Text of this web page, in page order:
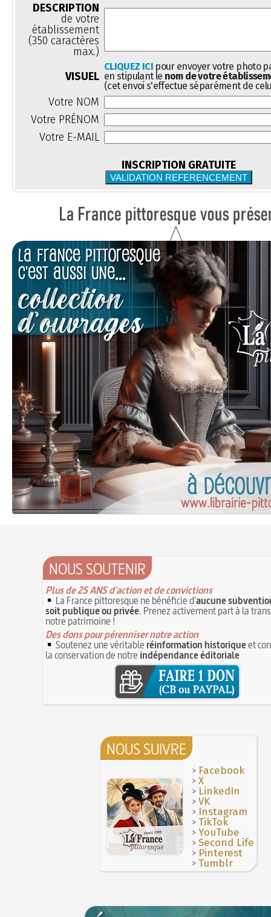
DESCRIPTION
de votre
établissement
(350 caractères
max.)
VISUEL
CLIQUEZ ICIpour envoyer votre photo
en stipulant le nom de votre
(cet envoi s'effectue séparément de
Votre NOM
Votre PRÉNOM
Votre E-MAIL
INSCRIPTION GRATUITE
NOUS SOUTENIR
Plus de 25 ANS d'action et de convictions
La France pittoresque ne bénéficie d'aucune
soit publique ou privée. Prenez activement part à la
notre patrimoine !
Des dons pour pérenniser notre action
Soutenez une véritableréinformation historiqueet
la conservation de notre indépendance éditoriale
NOUS SUIVRE
> Facebook
>X
> LinkedIn
>VK
> Instagram
>TikTok
>YouTube
>Second Life
> Pinterest
>Tumblr